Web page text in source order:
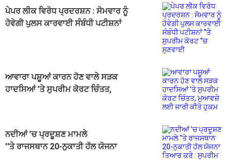
ਪੇਪਰ ਲੀਕ ਵਿਰੋਧ ਪ੍ਰਦਰਸ਼ਨ : ਸੋਮਵਾਰ ਨੂੰ
ਹੋਵੇਗੀ ਪੁਲਸ ਕਾਰਵਾਈ ਸੰਬੰਧੀ ਪਟੀਸ਼ਨਾਂ
ਆਵਾਰਾ ਪਸ਼ੂਆਂ ਕਾਰਨ ਹੋਣ ਵਾਲੇ ਸੜਕ
ਹਾਦਸਿਆਂ ’ਤੇ ਸੁਪਰੀਮ ਕੋਰਟ ਚਿੰਤਤ,
ਨਦੀਆਂ ’ਚ ਪ੍ਰਦੂਸ਼ਣ ਮਾਮਲੇ
''ਤੇ ਰਾਜਸਥਾਨ 20-ਨੁਕਾਤੀ ਹੱਲ ਯੋਜਨਾ